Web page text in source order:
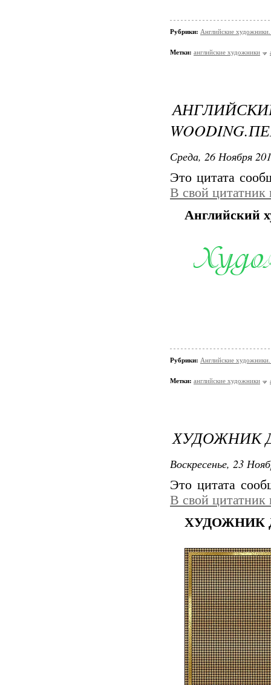
Рубрики: Английские
Метки: английские художники
Среда, 26 Ноября
Это цитата
В свой цитатник
Английский
Рубрики: Английские
Метки: английские художники
ХУДОЖНИК
Воскресенье, 23
Это цитата
В свой цитатник
ХУДОЖНИК